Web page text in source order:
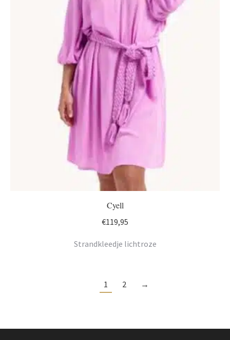
Cyell
€119,95
Strandkleedje lichtroze
1 2 →